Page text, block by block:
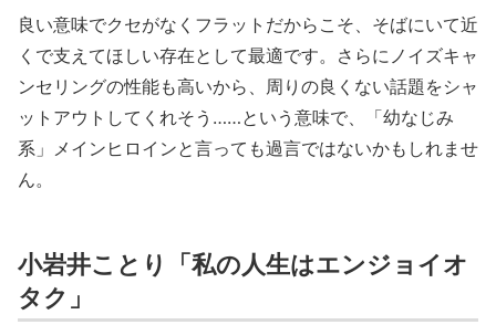
良い意味でクセがなくフラットだからこそ、そばにいて近
くで支えてほしい存在として最適です。さらにノイズキャ
ンセリングの性能も高いから、周りの良くない話題をシャ
ットアウトしてくれそう……という意味で、「幼なじみ
系」メインヒロインと言っても過言ではないかもしれませ
ん。
小岩井ことり「私の人生はエンジョイオ
タク」